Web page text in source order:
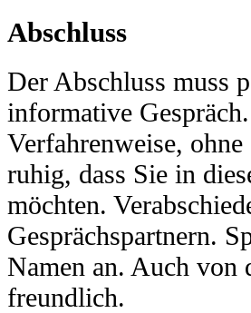
Abschluss
Der Abschluss muss
informative
Verfahrenweise,
ruhig, dass Sie in
möchten.
Gesprächspartnern.
Namen an. Auch von
freundlich.